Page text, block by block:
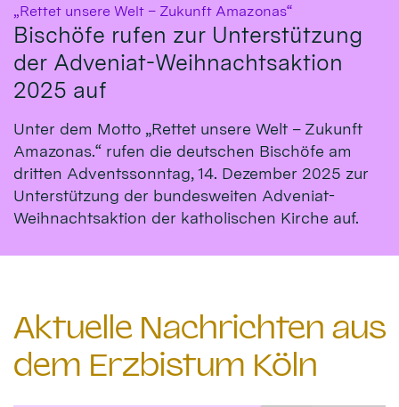
„Rettet unsere Welt – Zukunft Amazonas“
Bischöfe rufen zur Unterstützung
der Adveniat-Weihnachtsaktion
2025 auf
Unter dem Motto „Rettet unsere Welt – Zukunft
Amazonas.“ rufen die deutschen Bischöfe am
dritten Adventssonntag, 14. Dezember 2025 zur
Unterstützung der bundesweiten Adveniat-
Weihnachtsaktion der katholischen Kirche auf.
Aktuelle Nachrichten aus
dem Erzbistum Köln